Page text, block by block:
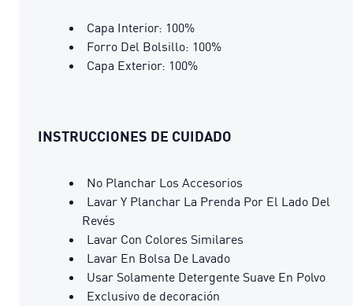
Capa Interior: 100%
Forro Del Bolsillo: 100%
Capa Exterior: 100%
INSTRUCCIONES DE CUIDADO
No Planchar Los Accesorios
Lavar Y Planchar La Prenda Por El Lado Del
Revés
Lavar Con Colores Similares
Lavar En Bolsa De Lavado
Usar Solamente Detergente Suave En Polvo
Exclusivo de decoración